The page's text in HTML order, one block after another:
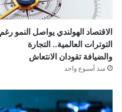
الاقتصاد الهولندي يواصل النمو رغم
التوترات العالمية.. التجارة
والضيافة تقودان الانتعاش
منذ أسبوع واحد